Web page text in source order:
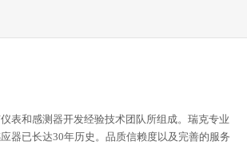
表和感测器开发经验技术团队所组成。瑞克专业
器已长达30年历史。品质信赖度以及完善的服务